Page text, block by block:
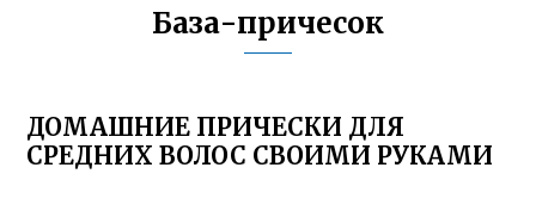
База-причесок
ДОМАШНИЕ ПРИЧЕСКИ ДЛЯ
СРЕДНИХ ВОЛОС СВОИМИ РУКАМИ